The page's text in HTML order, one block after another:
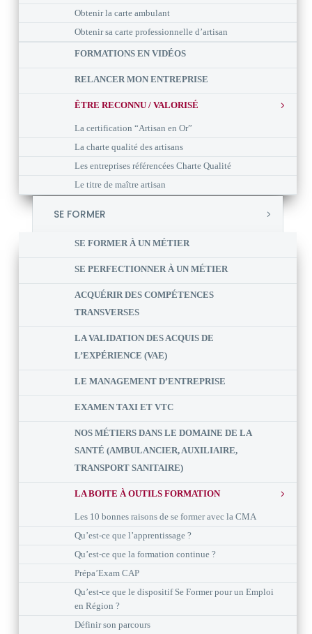
Obtenir la carte ambulant
Obtenir sa carte professionnelle d’artisan
FORMATIONS EN VIDÉOS
RELANCER MON ENTREPRISE
ÊTRE RECONNU / VALORISÉ
La certification “Artisan en Or”
La charte qualité des artisans
Les entreprises référencées Charte Qualité
Le titre de maître artisan
SE FORMER
SE FORMER À UN MÉTIER
SE PERFECTIONNER À UN MÉTIER
ACQUÉRIR DES COMPÉTENCES
TRANSVERSES
LA VALIDATION DES ACQUIS DE
L’EXPÉRIENCE (VAE)
LE MANAGEMENT D’ENTREPRISE
EXAMEN TAXI ET VTC
NOS MÉTIERS DANS LE DOMAINE DE LA
SANTÉ (AMBULANCIER, AUXILIAIRE,
TRANSPORT SANITAIRE)
LA BOITE À OUTILS FORMATION
Les 10 bonnes raisons de se former avec la CMA
Qu’est-ce que l’apprentissage ?
Qu’est-ce que la formation continue ?
Prépa’Exam CAP
Qu’est-ce que le dispositif Se Former pour un Emploi
en Région ?
Définir son parcours